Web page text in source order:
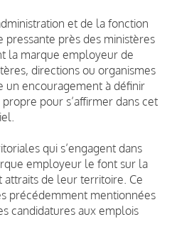
et de la fonction
pressante près des ministères
la marque employeur de
directions ou organismes
encouragement à définir
pour s’affirmer dans cet
qui s’engagent dans
employeur le font sur la
attraits de leur territoire. Ce
précédemment mentionnées
candidatures aux emplois